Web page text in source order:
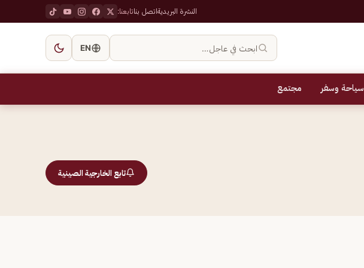
النشرة البريديةاتصل بناتابعنا:
ابحث في عاجل… EN
سياحة وسفر مجتمع
تابع الخارجية الصينية